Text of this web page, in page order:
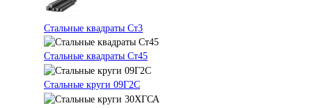
Стальные квадраты Ст3
Стальные квадраты Ст45
Стальные круги 09Г2С